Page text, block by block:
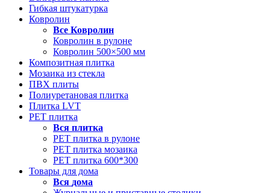
Гибкая штукатурка
Ковролин
Все Ковролин
Ковролин в рулоне
Ковролин 500×500 мм
Композитная плитка
Мозаика из стекла
ПВХ плиты
Полиуретановая плитка
Плитка LVT
РЕТ плитка
Вся плитка
РЕТ плитка в рулоне
РЕТ плитка мозаика
РЕТ плитка 600*300
Товары для дома
Вся дома